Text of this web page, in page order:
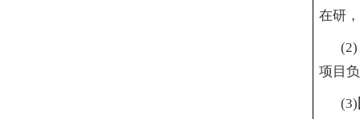
在研
(2)
项目
(3)